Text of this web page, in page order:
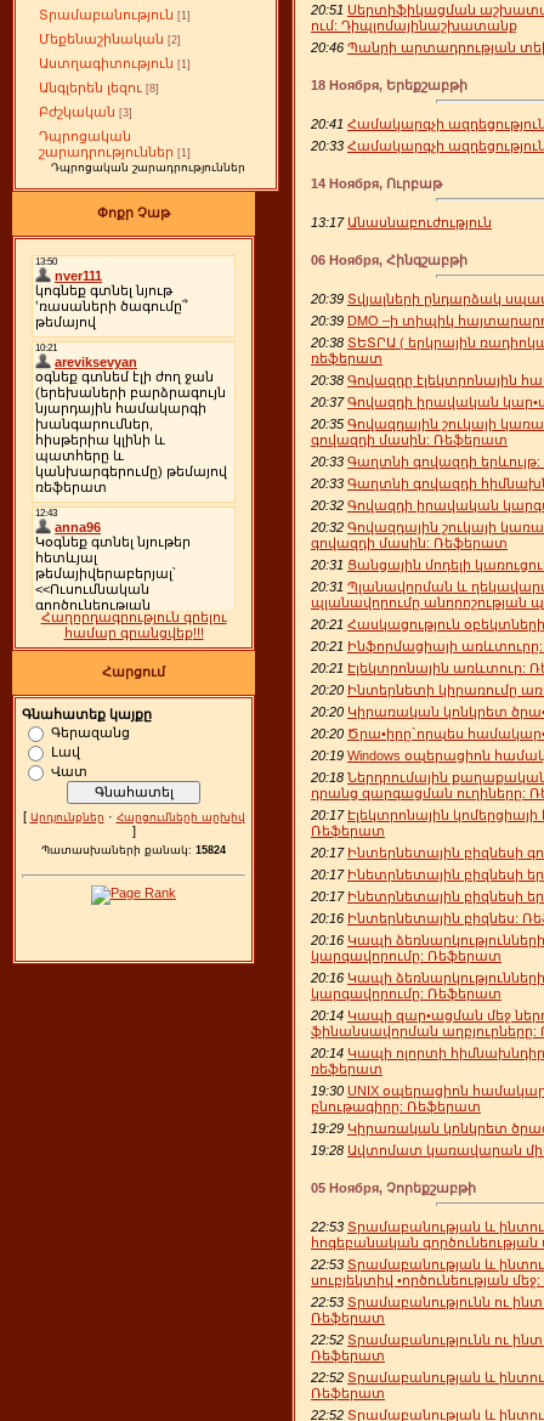
Տրամաբանություն [1]
Մեքենաշինական [2]
Աստղագիտություն [1]
Անգլերեն լեզու [8]
Բժշկական [3]
Դպրոցական
շարադրություններ [1]
Դպրոցական շարադրություններ
Փոքր Չաթ
Հաղորդագրություն գրելու
համար գրանցվեք!!!
Հարցում
Գնահատեք կայքը
Գերազանց
Լավ
Վատ
[ Արդյունքներ · Հարցումների արխիվ
]
Պատասխաների քանակ: 15824
20:51 Սերտիֆիկացման
ում: Դիպլոմայինաշխատանք
20:46 Պանրի արտադրության
18 Ноября, Երեքշաբթի
20:41 Համակարգչի
20:33 Համակարգչի
14 Ноября, Ուրբաթ
13:17 Անասնաբուժություն
06 Ноября, Հինգշաբթի
20:39 Տվյալների ընդարձակ
20:39 DMO –ի տիպիկ
20:38 ՏԵՏՐԱ ( երկրային
ռեֆերատ
20:38 Գովազդը էլեկտրոնային
20:37 Գովազդի իրավական
20:35 Գովազդային շուկայի
գովազդի մասին: Ռեֆերատ
20:33 Գաղտնի գովազդի
20:33 Գաղտնի գովազդի
20:32 Գովազդի իրավական
20:32 Գովազդային շուկայի
գովազդի մասին: Ռեֆերատ
20:31 Ցանցային մոդելի
20:31 Պլանավորման և
պլանավորումը անորոշության
20:21 Հասկացություն
20:21 Ինֆորմացիայի
20:21 Էլեկտրոնային առևտուր:
20:20 Ինտերնետի կիրառումը
20:20 Կիրառական կոնկրետ
20:20 Ծրա•իրը`որպես
20:19 Windows օպերացիոն
20:18 Ներդրումային
դրանց զարգացման ուղիները:
20:17 Էլեկտրոնային կոմերցիայի
Ռեֆերատ
20:17 Ինտերնետային բիզնեսի
20:17 Ինետրնետային բիզնեսի
20:17 Ինետրնետային բիզնեսի
20:16 Ինտերնետային բիզնես:
20:16 Կապի
կարգավորումը: Ռեֆերատ
20:16 Կապի
կարգավորումը: Ռեֆերատ
20:14 Կապի զար•ացման մեջ
ֆինանսավորման
20:14 Կապի ոլորտի
ռեֆերատ
19:30 UNIX օպերացիոն
բնութագիրը: Ռեֆերատ
19:29 Կիրառական կոնկրետ
19:28 Ավտոմատ կառավարան
05 Ноября, Չորեքշաբթի
22:53 Տրամաբանության և
հոգեբանական
22:53 Տրամաբանության և
սուբյեկտիվ •ործունեության
22:53 Տրամաբանությունն ու
Ռեֆերատ
22:52 Տրամաբանությունն ու
Ռեֆերատ
22:52 Տրամաբանության և
Ռեֆերատ
22:52 Տրամաբանության և